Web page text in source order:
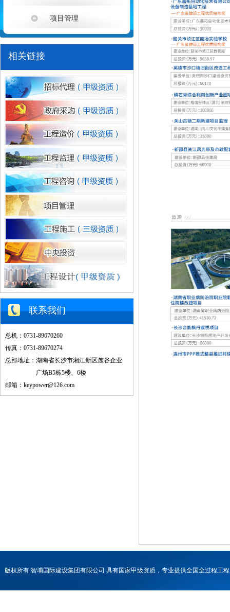
1 2
湖南银行2026年零售应用类系统研发服务采购项目-
湖南银行2026年零售应用类系统研发服务采购项目-
湖南银行2026年零售应用类系统研发服务采购项目-
项目管理
相关链接
联系我们
总机：0731-89670260
传真：0731-89670274
总部地址：湖南省长沙市湘江新区麓谷企业
广场B5栋5楼、6楼
邮箱：keypower@126.com
版权所有:智埔国际建设集团有限公司 具有国家甲级资质，专业提供全国全过程